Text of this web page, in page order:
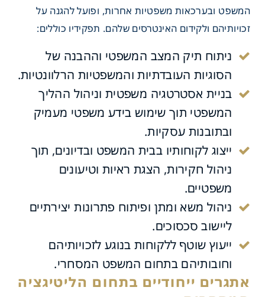
של עורך דין ליטיגציה
המשפט ובערכאות משפטיות אחרות, ופועל להגנה על
זכויותיהם ולקידום האינטרסים שלהם. תפקידיו כוללים:
ניתוח תיק המצב המשפטי וההבנה של
הסוגיות העובדתיות והמשפטיות הרלוונטיות.
בניית אסטרטגיה משפטית וניהול ההליך
המשפטי תוך שימוש בידע משפטי מעמיק
ובתובנות עסקיות.
ייצוג לקוחותיו בבית המשפט ובדיונים, תוך
ניהול חקירות, הצגת ראיות וטיעונים
משפטיים.
ניהול משא ומתן ופיתוח פתרונות יצירתיים
ליישוב סכסוכים.
ייעוץ שוטף ללקוחות בנוגע לזכויותיהם
וחובותיהם בתחום המשפט המסחרי.